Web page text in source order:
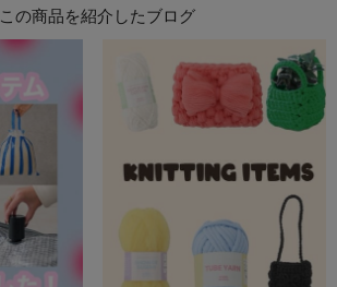
この商品を紹介したブログ